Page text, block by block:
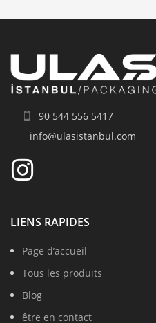
90 544 556 5417
info@ulasistanbul.com
LIENS RAPIDES
Page d’accueil
Tous les produits
Blog
être en contact